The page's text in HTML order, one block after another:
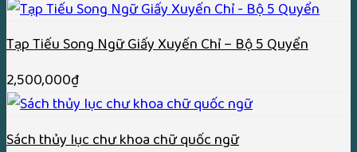
giá:
từ
180,000₫
320,000₫
Tạp Tiếu Song Ngữ Giấy Xuyến Chỉ – Bộ 5 Quyển
2,500,000₫
Sách thủy lục chư khoa chữ quốc ngữ